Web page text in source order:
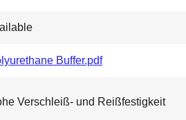
Buffer.pdf
Verschleiß- und Reißfestigkeit